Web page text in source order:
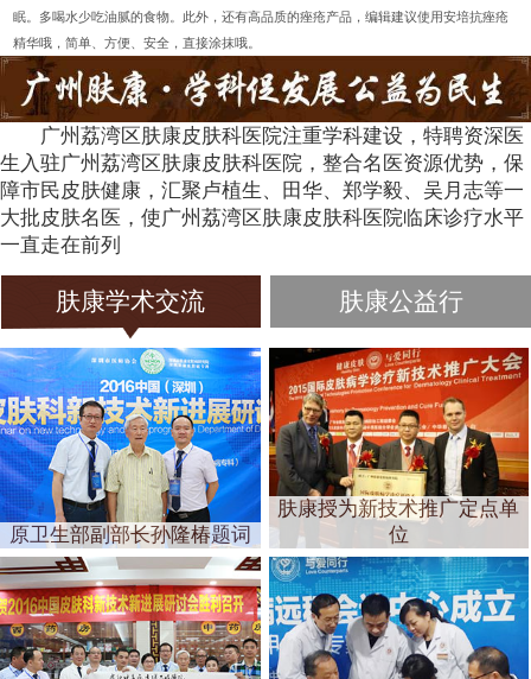
眠。多喝水少吃油腻的食物。此外，还有高品质的痤疮产品，编辑建议使用安培抗痤疮
精华哦，简单、方便、安全，直接涂抹哦。
广州荔湾区肤康皮肤科医院注重学科建设，特聘资深医
生入驻广州荔湾区肤康皮肤科医院，整合名医资源优势，保
障市民皮肤健康，汇聚卢植生、田华、郑学毅、吴月志等一
大批皮肤名医，使广州荔湾区肤康皮肤科医院临床诊疗水平
一直走在前列
肤康学术交流 肤康公益行
原卫生部副部长孙隆椿题词
肤康授为新技术推广定点单
位